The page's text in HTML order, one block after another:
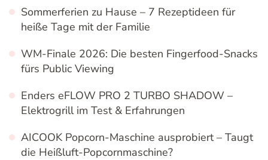
Sommerferien zu Hause – 7 Rezeptideen für
heiße Tage mit der Familie
WM-Finale 2026: Die besten Fingerfood-Snacks
fürs Public Viewing
Enders eFLOW PRO 2 TURBO SHADOW –
Elektrogrill im Test & Erfahrungen
AICOOK Popcorn-Maschine ausprobiert – Taugt
die Heißluft-Popcornmaschine?